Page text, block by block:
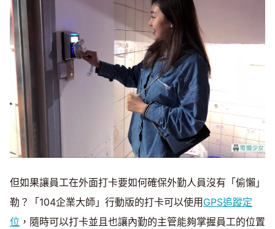
但如果讓員工在外面打卡要如何確保外勤人員沒有「偷懶」
勒？「104企業大師」行動版的打卡可以使用 GPS追蹤定
位 ，隨時可以打卡並且也讓內勤的主管能夠掌握員工的位置